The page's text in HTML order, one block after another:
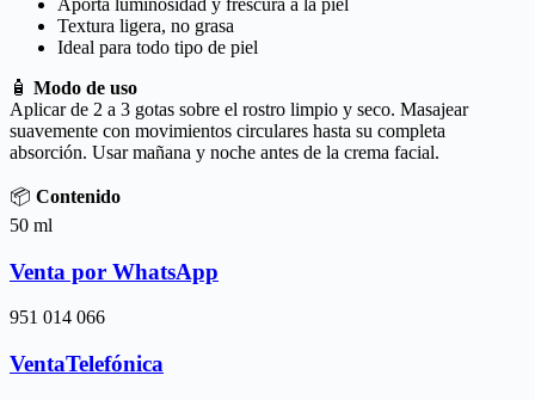
Textura ligera, no grasa
Ideal para todo tipo de piel
🧴 Modo de uso
Aplicar de 2 a 3 gotas sobre el rostro limpio y seco. Masajear
suavemente con movimientos circulares hasta su completa
absorción. Usar mañana y noche antes de la crema facial.
📦 Contenido
50 ml
Venta por WhatsApp
951 014 066
VentaTelefónica